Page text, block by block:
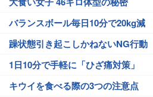
バランスボール毎日10分で20kg減
躁状態引き起こしかねないNG行動
1日10分で手軽に「ひざ痛対策」
キウイを食べる際の3つの注意点